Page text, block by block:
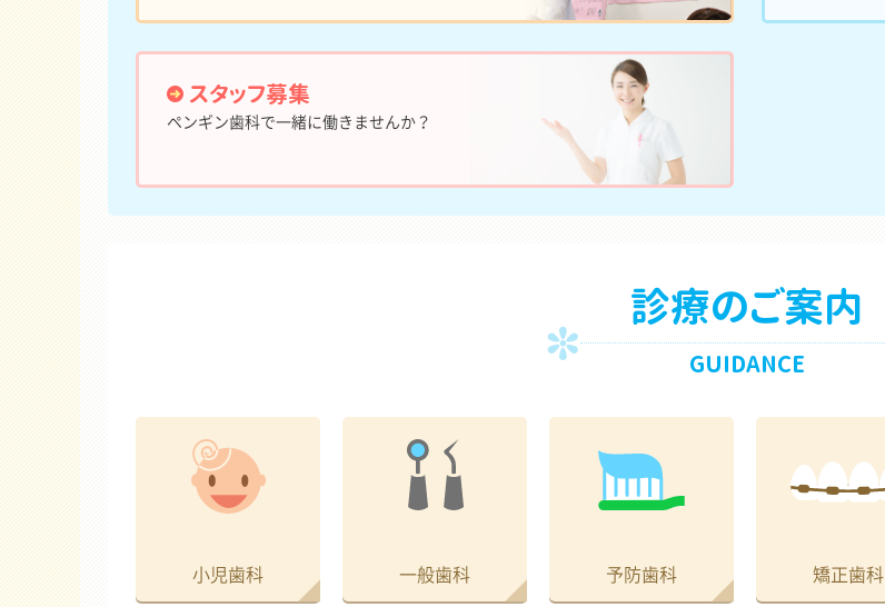
スタッフ募集
ペンギン歯科で一緒に働きませんか？
診療のご案内
GUIDANCE
小児歯科 一般歯科 予防歯科 矯正歯科